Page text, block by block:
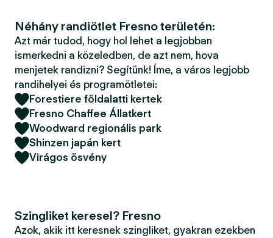
Néhány randiötlet Fresno területén:
Azt már tudod, hogy hol lehet a legjobban
ismerkedni a közeledben, de azt nem, hova
menjetek randizni? Segítünk! Íme, a város legjobb
randihelyei és programötletei:
Forestiere földalatti kertek
Fresno Chaffee Állatkert
Woodward regionális park
Shinzen japán kert
Virágos ösvény
Szingliket keresel? Fresno
Azok, akik itt keresnek szingliket, gyakran ezekben